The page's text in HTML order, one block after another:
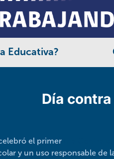
Educativa?
Día
el primer
y un uso